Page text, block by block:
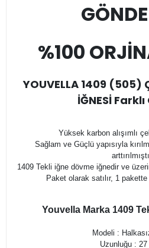
%100
YOUVELLA 1409 (505)
İĞNESİ
Yüksek karbon alışımlı
Sağlam ve Güçlü yapısıyla
1409 Tekli iğne dövme iğnedir ve
Paket olarak satılır, 1
Youvella Marka 1409
Modeli :
Uzunluğu :